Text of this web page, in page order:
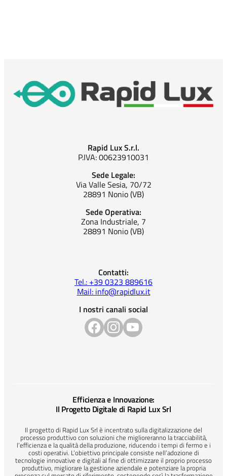
Rapid Lux S.r.l.
P.IVA: 00623910031
Sede Legale:
Via Valle Sesia, 70/72
28891 Nonio (VB)
Sede Operativa:
Zona Industriale, 7
28891 Nonio (VB)
Contatti:
Tel.: +39 0323 889616
Mail: info@rapidlux.it
I nostri canali social
Efficienza e Innovazione:
Il Progetto Digitale di Rapid Lux Srl
Il progetto di Rapid Lux Srl è incentrato sulla digitalizzazione del
processo produttivo con soluzioni che miglioreranno la tracciabilità,
l’efficienza e la qualità della produzione, riducendo i tempi di fermo e i
costi operativi. L’obiettivo principale consiste nell’adozione di
tecnologie innovative e digitali al fine di ottimizzare il proprio processo
produttivo, migliorare la gestione aziendale e potenziare la propria